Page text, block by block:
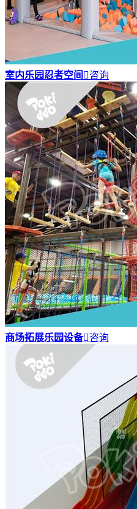
室内乐园忍者空间 咨询
商场拓展乐园设备咨询